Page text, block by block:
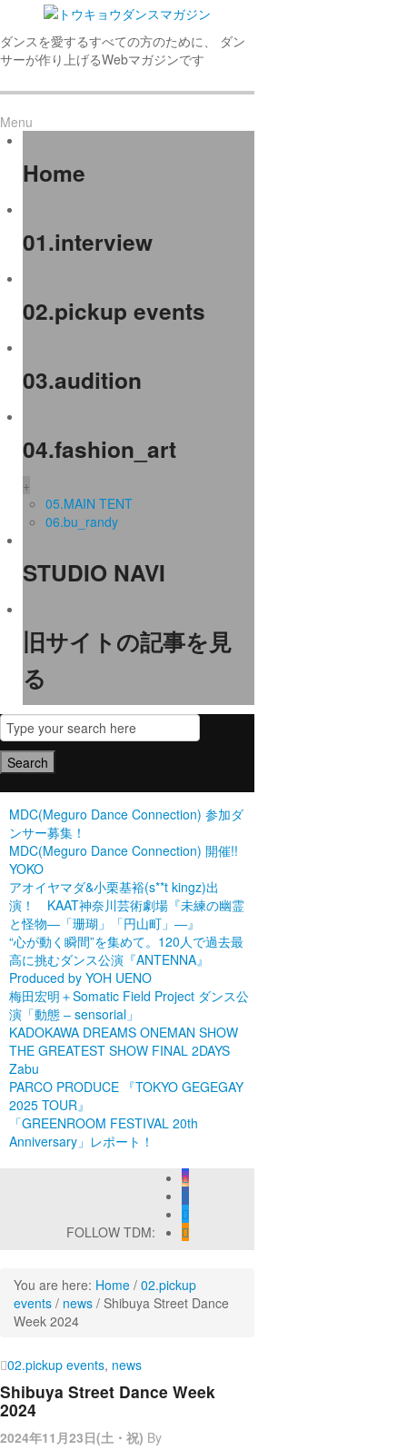
ダンスを愛するすべての方のために、 ダン
サーが作り上げるWebマガジンです
Menu
Home
01.interview
02.pickup events
03.audition
04.fashion_art
+
05.MAIN TENT
06.bu_randy
STUDIO NAVI
旧サイトの記事を見
る
MDC(Meguro Dance Connection) 参加ダ
ンサー募集！
MDC(Meguro Dance Connection) 開催!!
YOKO
アオイヤマダ&小栗基裕(s**t kingz)出
演！ KAAT神奈川芸術劇場『未練の幽霊
と怪物―「珊瑚」「円山町」―』
“心が動く瞬間”を集めて。120人で過去最
高に挑むダンス公演『ANTENNA』
Produced by YOH UENO
梅田宏明＋Somatic Field Project ダンス公
演「動態 ‒ sensorial」
KADOKAWA DREAMS ONEMAN SHOW
THE GREATEST SHOW FINAL 2DAYS
Zabu
PARCO PRODUCE 『TOKYO GEGEGAY
2025 TOUR』
「GREENROOM FESTIVAL 20th
Anniversary」レポート！
FOLLOW TDM:
You are here: Home / 02.pickup
events / news / Shibuya Street Dance
Week 2024
02.pickup events, news
Shibuya Street Dance Week
2024
2024年11月23日(土・祝) By